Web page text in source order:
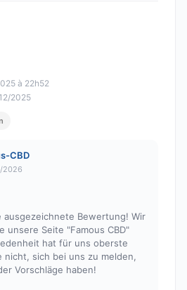
à 22h52
2025
CBD
2026
ausgezeichnete Bewertung! Wir
unsere Seite "Famous CBD"
hat für uns oberste
nicht, sich bei uns zu melden,
Vorschläge haben!